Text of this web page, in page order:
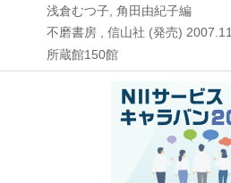
浅倉むつ子, 角田由紀子編
不磨書房 , 信山社 (発売) 2007.11
所蔵館150館